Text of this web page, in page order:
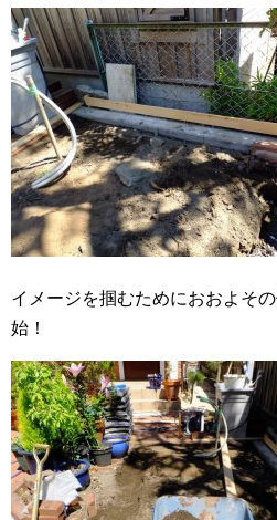
イメージを掴むためにおおよそ
始！